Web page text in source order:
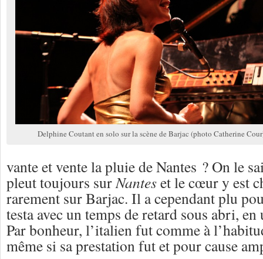
Delphine Coutant en solo sur la scène de Barjac (photo Catherine
vante et vente la pluie de Nantes ? On le
pleut toujours sur Nanteset le cœur y est
rarement sur Barjac. Il a cependant plu
testa avec un temps de retard sous abri,
Par bonheur, l’italien fut comme à
même si sa prestation fut et pour cause